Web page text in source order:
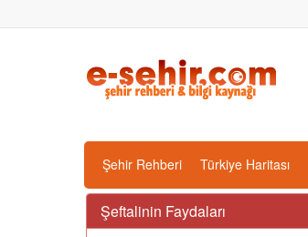
Şehir Rehberi Türkiye Haritası
Şeftalinin Faydaları